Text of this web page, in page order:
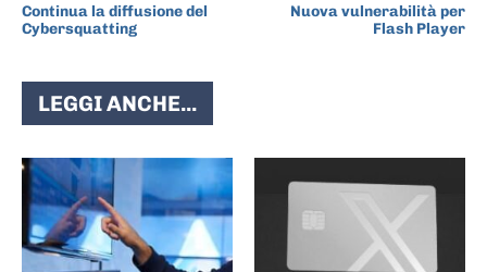
Continua la diffusione del
Cybersquatting
Nuova vulnerabilità per
Flash Player
LEGGI ANCHE...